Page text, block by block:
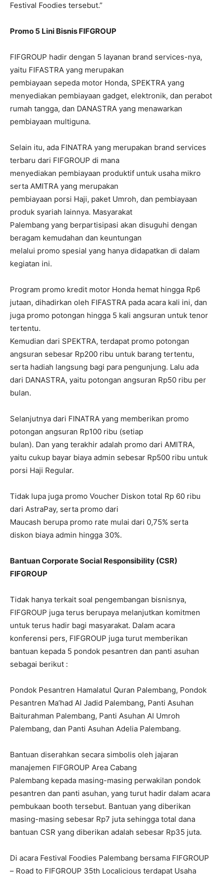
Festival Foodies tersebut.”
Promo 5 Lini Bisnis FIFGROUP
FIFGROUP hadir dengan 5 layanan brand services-nya,
yaitu FIFASTRA yang merupakan
pembiayaan sepeda motor Honda, SPEKTRA yang
menyediakan pembiayaan gadget, elektronik, dan perabot
rumah tangga, dan DANASTRA yang menawarkan
pembiayaan multiguna.
Selain itu, ada FINATRA yang merupakan brand services
terbaru dari FIFGROUP di mana
menyediakan pembiayaan produktif untuk usaha mikro
serta AMITRA yang merupakan
pembiayaan porsi Haji, paket Umroh, dan pembiayaan
produk syariah lainnya. Masyarakat
Palembang yang berpartisipasi akan disuguhi dengan
beragam kemudahan dan keuntungan
melalui promo spesial yang hanya didapatkan di dalam
kegiatan ini.
Program promo kredit motor Honda hemat hingga Rp6
jutaan, dihadirkan oleh FIFASTRA pada acara kali ini, dan
juga promo potongan hingga 5 kali angsuran untuk tenor
tertentu.
Kemudian dari SPEKTRA, terdapat promo potongan
angsuran sebesar Rp200 ribu untuk barang tertentu,
serta hadiah langsung bagi para pengunjung. Lalu ada
dari DANASTRA, yaitu potongan angsuran Rp50 ribu per
bulan.
Selanjutnya dari FINATRA yang memberikan promo
potongan angsuran Rp100 ribu (setiap
bulan). Dan yang terakhir adalah promo dari AMITRA,
yaitu cukup bayar biaya admin sebesar Rp500 ribu untuk
porsi Haji Regular.
Tidak lupa juga promo Voucher Diskon total Rp 60 ribu
dari AstraPay, serta promo dari
Maucash berupa promo rate mulai dari 0,75% serta
diskon biaya admin hingga 30%.
Bantuan Corporate Social Responsibility (CSR)
FIFGROUP
Tidak hanya terkait soal pengembangan bisnisnya,
FIFGROUP juga terus berupaya melanjutkan komitmen
untuk terus hadir bagi masyarakat. Dalam acara
konferensi pers, FIFGROUP juga turut memberikan
bantuan kepada 5 pondok pesantren dan panti asuhan
sebagai berikut :
Pondok Pesantren Hamalatul Quran Palembang, Pondok
Pesantren Ma’had Al Jadid Palembang, Panti Asuhan
Baiturahman Palembang, Panti Asuhan Al Umroh
Palembang, dan Panti Asuhan Adelia Palembang.
Bantuan diserahkan secara simbolis oleh jajaran
manajemen FIFGROUP Area Cabang
Palembang kepada masing-masing perwakilan pondok
pesantren dan panti asuhan, yang turut hadir dalam acara
pembukaan booth tersebut. Bantuan yang diberikan
masing-masing sebesar Rp7 juta sehingga total dana
bantuan CSR yang diberikan adalah sebesar Rp35 juta.
Di acara Festival Foodies Palembang bersama FIFGROUP
– Road to FIFGROUP 35th Localicious terdapat Usaha